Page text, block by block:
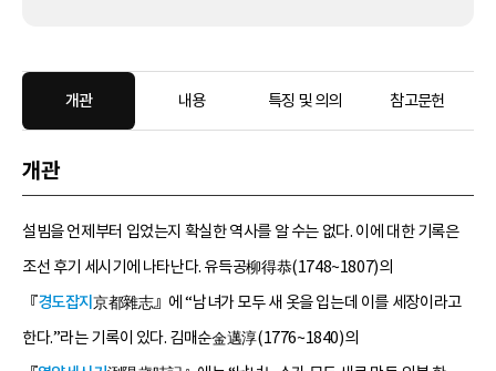
개관 내용 특징 및 의의 참고문헌
개관
설빔을 언제부터 입었는지 확실한 역사를 알 수는 없다. 이에 대한 기록은
조선 후기 세시기에 나타난다. 유득공柳得恭(1748~1807)의
『경도잡지京都雜志』에 “남녀가 모두 새 옷을 입는데 이를 세장이라고
한다.”라는 기록이 있다. 김매순金邁淳(1776~1840)의